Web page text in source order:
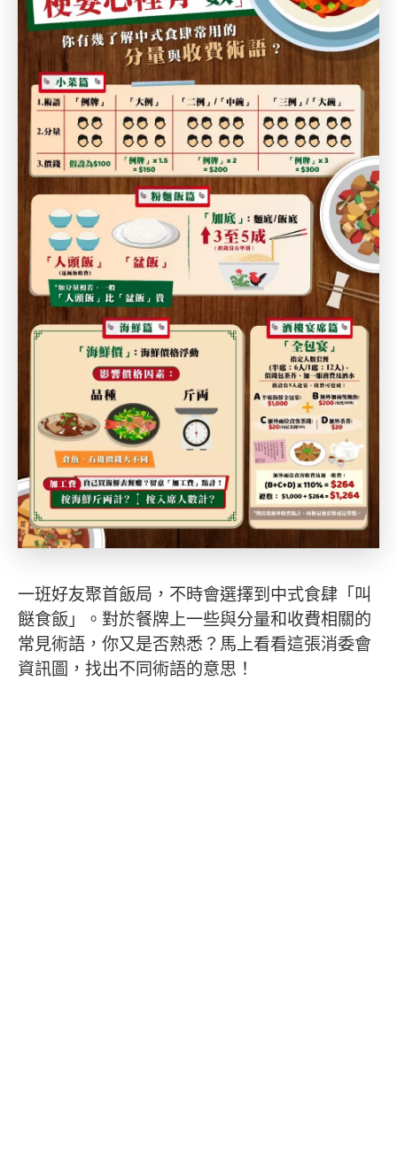
一班好友聚首飯局，不時會選擇到中式食肆「叫
餸食飯」。對於餐牌上一些與分量和收費相關的
常見術語，你又是否熟悉？馬上看看這張消委會
資訊圖，找出不同術語的意思！